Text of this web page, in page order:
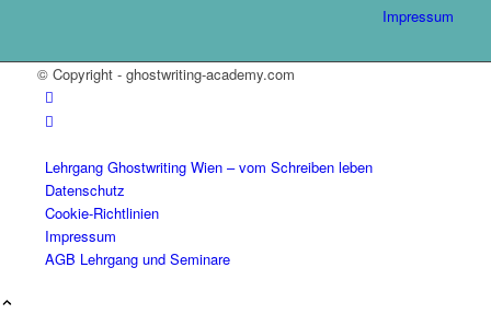
Impressum
© Copyright - ghostwriting-academy.com
Lehrgang Ghostwriting Wien – vom Schreiben leben
Datenschutz
Cookie-Richtlinien
Impressum
AGB Lehrgang und Seminare